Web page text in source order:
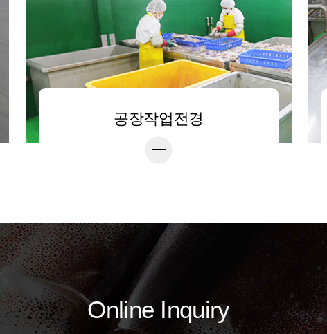
공장작업전경
Online Inquiry